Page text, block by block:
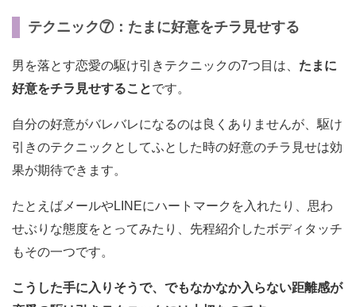
テクニック⑦：たまに好意をチラ見せする
男を落とす恋愛の駆け引きテクニックの7つ目は、 たまに
好意をチラ見せすることです。
自分の好意がバレバレになるのは良くありませんが、駆け
引きのテクニックとしてふとした時の好意のチラ見せは効
果が期待できます。
たとえばメールやLINEにハートマークを入れたり、思わ
せぶりな態度をとってみたり、先程紹介したボディタッチ
もその一つです。
こうした手に入りそうで、でもなかなか入らない距離感が